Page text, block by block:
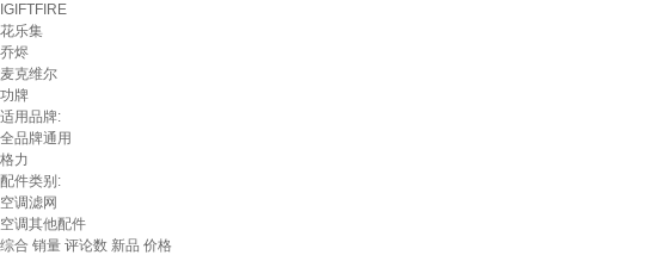
IGIFTFIRE
花乐集
乔烬
麦克维尔
功牌
适用品牌:
全品牌通用
格力
配件类别:
空调滤网
空调其他配件
综合 销量 评论数 新品 价格